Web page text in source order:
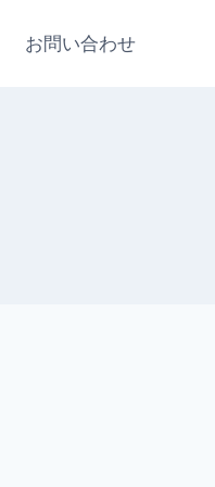
お問い合わせ